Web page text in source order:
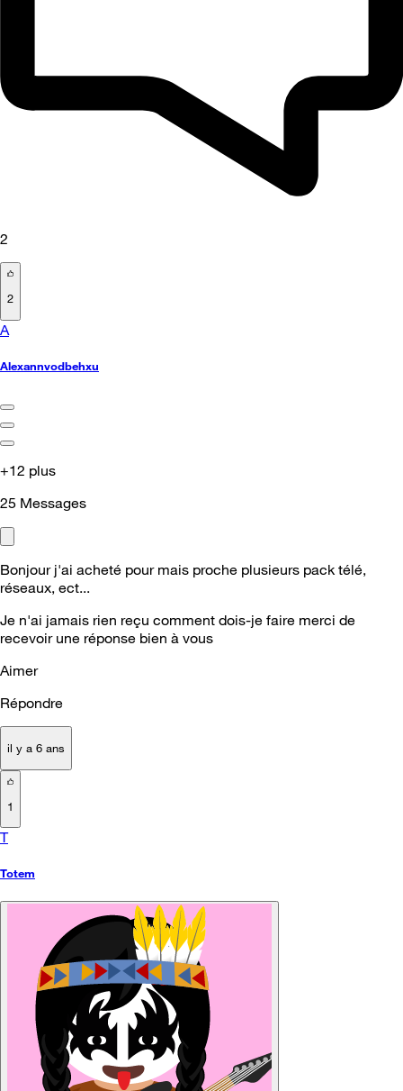
2
2
A
Alexannvodbehxu
+12 plus
25 Messages
Bonjour j'ai acheté pour mais proche plusieurs pack télé,
réseaux, ect...
Je n'ai jamais rien reçu comment dois-je faire merci de
recevoir une réponse bien à vous
Aimer
Répondre
il y a 6 ans
1
T
Totem